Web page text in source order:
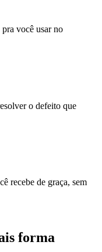
você usar no
o defeito que
recebe de graça, sem
forma